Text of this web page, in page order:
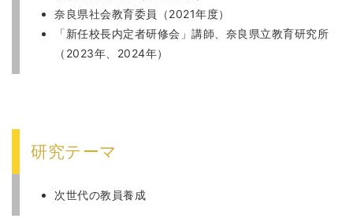
奈良県社会教育委員（2021年度）
「新任校長内定者研修会」講師、奈良県立教育研究所
（2023年、2024年）
研究テーマ
次世代の教員養成